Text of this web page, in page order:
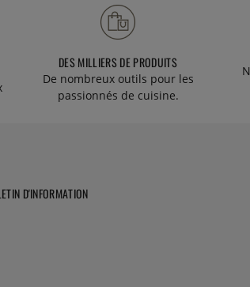
DES MILLIERS DE PRODUITS
De nombreux outils pour les
passionnés de cuisine.
D'INFORMATION